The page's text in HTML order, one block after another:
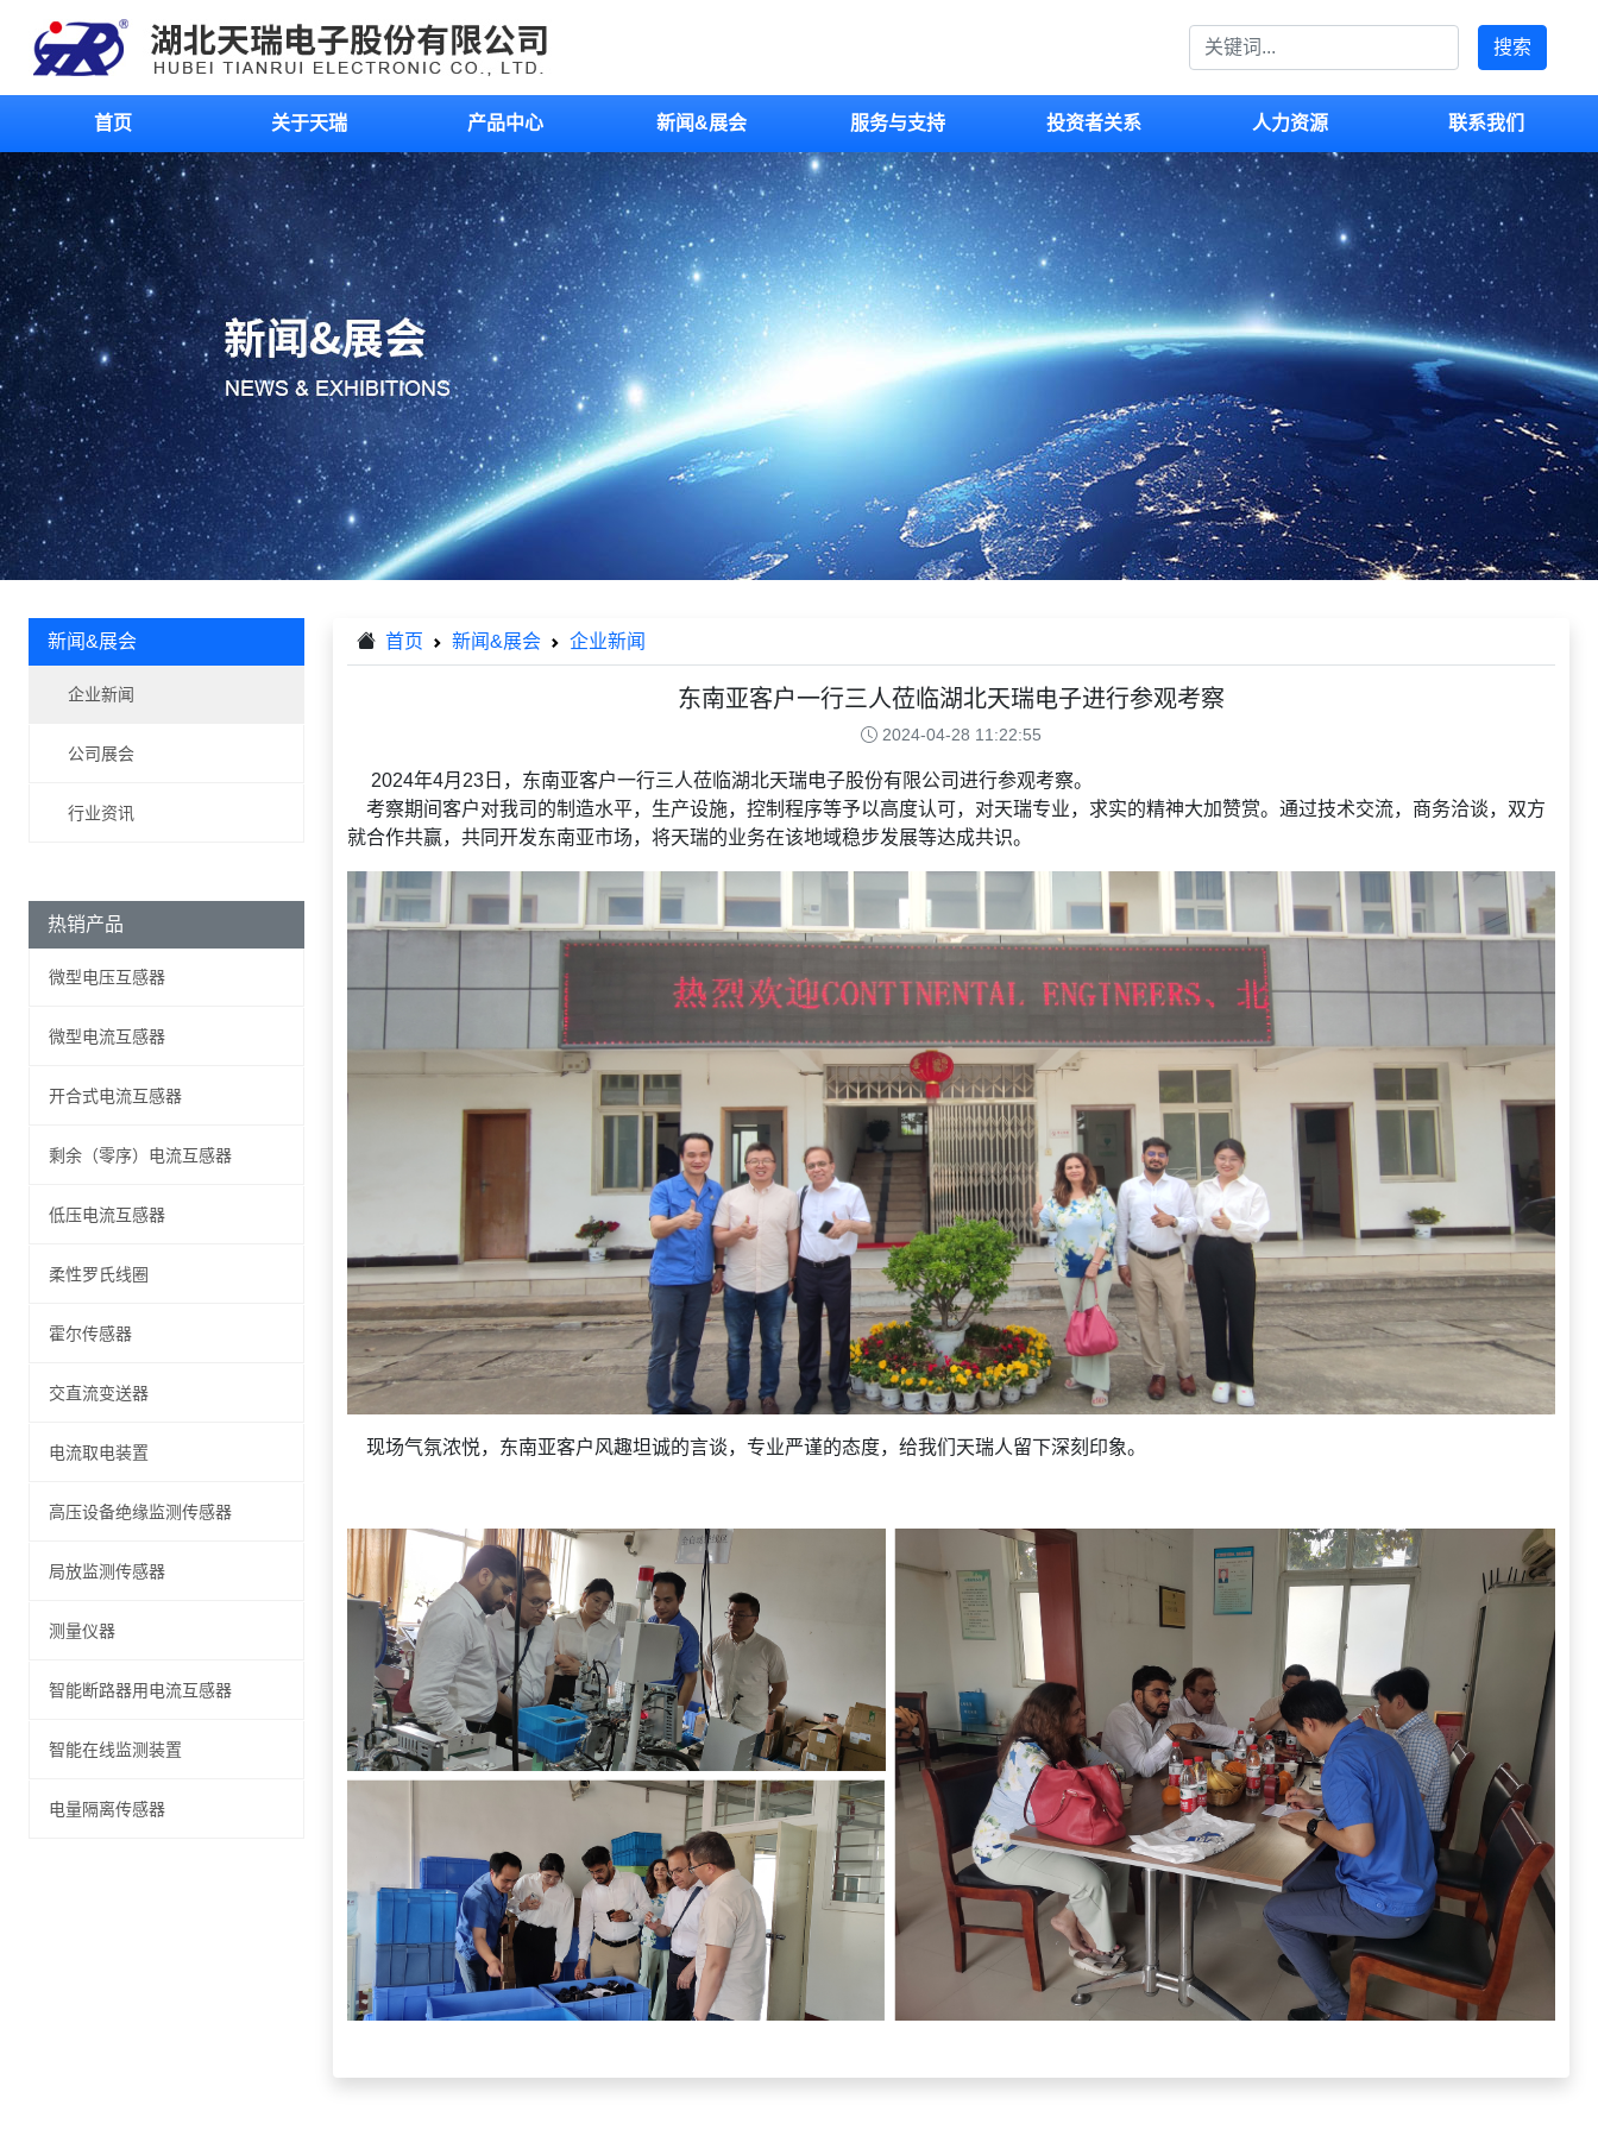
搜索
首页 关于天瑞 产品中心 新闻&展会 服务与支持 投资者关系 人力资源 联系我们
新闻&展会
企业新闻
公司展会
行业资讯
热销产品
微型电压互感器
微型电流互感器
开合式电流互感器
剩余（零序）电流互感器
低压电流互感器
柔性罗氏线圈
霍尔传感器
交直流变送器
电流取电装置
高压设备绝缘监测传感器
局放监测传感器
测量仪器
智能断路器用电流互感器
智能在线监测装置
电量隔离传感器
首页 新闻&展会 企业新闻
东南亚客户一行三人莅临湖北天瑞电子进行参观考察
2024-04-28 11:22:55
2024年4月23日，东南亚客户一行三人莅临湖北天瑞电子股份有限公司进行参观考察。
考察期间客户对我司的制造水平，生产设施，控制程序等予以高度认可，对天瑞专业，求实的精神大加赞赏。通过技术交流，商务洽谈，双方
就合作共赢，共同开发东南亚市场，将天瑞的业务在该地域稳步发展等达成共识。
现场气氛浓悦，东南亚客户风趣坦诚的言谈，专业严谨的态度，给我们天瑞人留下深刻印象。